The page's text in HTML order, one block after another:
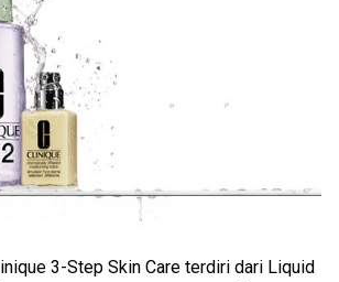
3-Step Skin Care terdiri dari Liquid